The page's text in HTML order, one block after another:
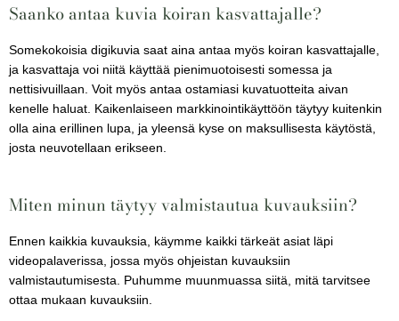
Saanko antaa kuvia koiran kasvattajalle?
Somekokoisia digikuvia saat aina antaa myös koiran kasvattajalle,
ja kasvattaja voi niitä käyttää pienimuotoisesti somessa ja
nettisivuillaan. Voit myös antaa ostamiasi kuvatuotteita aivan
kenelle haluat. Kaikenlaiseen markkinointikäyttöön täytyy kuitenkin
olla aina erillinen lupa, ja yleensä kyse on maksullisesta käytöstä,
josta neuvotellaan erikseen.
Miten minun täytyy valmistautua kuvauksiin?
Ennen kaikkia kuvauksia, käymme kaikki tärkeät asiat läpi
videopalaverissa, jossa myös ohjeistan kuvauksiin
valmistautumisesta. Puhumme muunmuassa siitä, mitä tarvitsee
ottaa mukaan kuvauksiin.